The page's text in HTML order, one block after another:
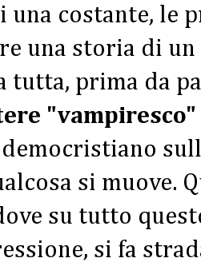
una costante, le
una storia di
tutta, prima da
"vampiresco"
si muove.
su tutto
si fa